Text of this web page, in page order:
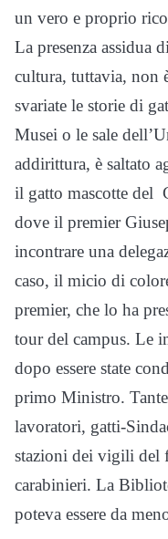
un vero e proprio
La presenza assidua
cultura, tuttavia, non
svariate le storie di
Musei o le sale
addirittura, è saltato
il gatto mascotte del
dove il premier
incontrare una
caso, il micio di
premier, che lo ha
tour del campus. Le
dopo essere state
primo Ministro.
lavoratori, gatti-
stazioni dei vigili del
carabinieri. La
poteva essere da